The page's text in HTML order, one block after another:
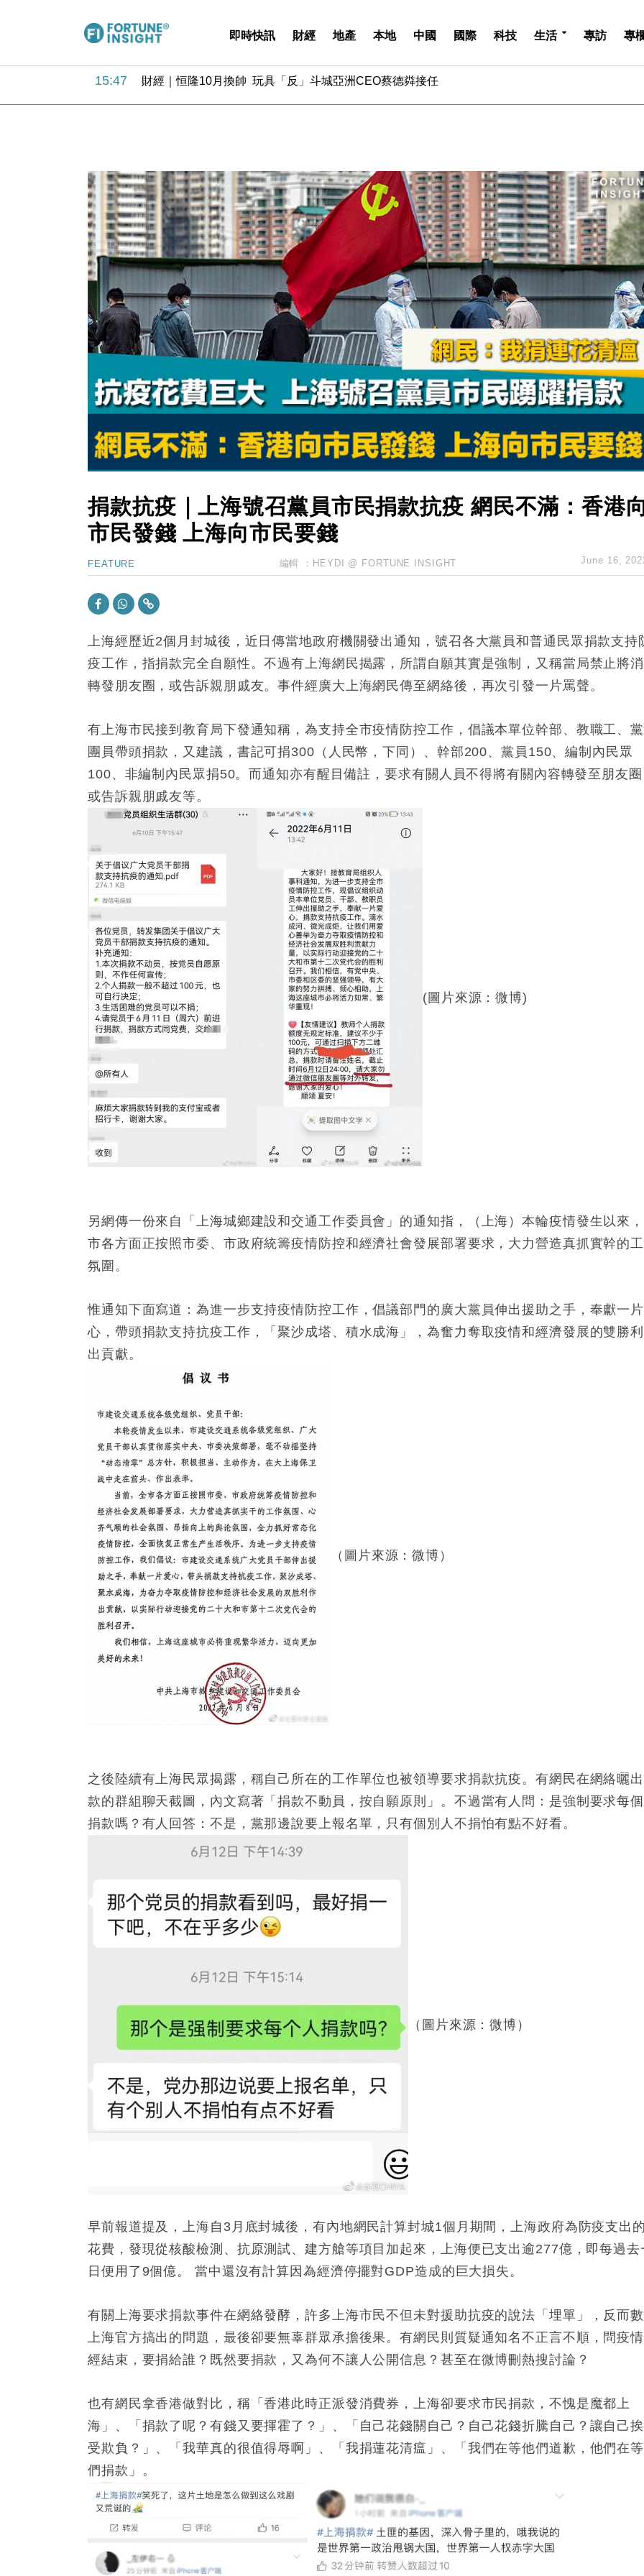
即時快訊 財經 地產 本地 中國 國際 科技 生活 專訪 專
15:47 財經｜恒隆10月換帥 玩具「反」斗城亞洲CEO蔡德粦接任
11:30 財經｜精星香港夥菜鳥拓全球智慧倉儲市場 加快海外市場落地
14:50 地產｜大酒店中期轉賺2300萬元 斥21億翻新香港及東京半島
13:12 國際｜特朗普赴洛杉磯高球場活動前 男子攜槍彈被捕
16:05 財經｜日經失守6.5萬點後回穩 全周仍升近2%
15:47 財經｜恒隆10月換帥 玩具「反」斗城亞洲CEO蔡德粦接任
15:11 財經｜韓股反覆波動收跌 連挫7周創逾3年最長跌勢
13:44 財經｜內地7月美元計價出口增近24%勝預期 貿易順差達1125億美元
12:44 財經｜日本春季三度入市撐日圓 4月單日斥6.28萬億日圓干預創新高
11:12 國際｜特朗普料美伊戰事快結束 承認部分彈藥庫存緊張
15:59 財經｜SA售股自救後再出手 斥4億美元押注未上市公司
財經｜精星香港夥菜鳥拓全球智慧倉儲市場 加快海外市場落地
14:50 地產｜大酒店中期轉賺2300萬元 斥21億翻新香港及東京半島
13:12 國際｜特朗普赴洛杉磯高球場活動前 男子攜槍彈被捕
捐款抗疫｜上海號召黨員市民捐款抗疫 網民不滿：香港
市民發錢 上海向市民要錢
FEATURE 編輯 ： HEYDI @ FORTUNE INSIGHT June 16,
上海經歷近2個月封城後，近日傳當地政府機關發出通知，號召各大黨員和普通民眾捐款支持
疫工作，指捐款完全自願性。不過有上海網民揭露，所謂自願其實是強制，又稱當局禁止將
轉發朋友圈，或告訴親朋戚友。事件經廣大上海網民傳至網絡後，再次引發一片罵聲。
有上海市民接到教育局下發通知稱，為支持全市疫情防控工作，倡議本單位幹部、教職工、
團員帶頭捐款，又建議，書記可捐300（人民幣，下同）、幹部200、黨員150、編制內民眾
100、非編制內民眾捐50。而通知亦有醒目備註，要求有關人員不得將有關內容轉發至朋友圈
或告訴親朋戚友等。
(圖片來源：微博)
另網傳一份來自「上海城鄉建設和交通工作委員會」的通知指，（上海）本輪疫情發生以來
市各方面正按照市委、市政府統籌疫情防控和經濟社會發展部署要求，大力營造真抓實幹的
氛圍。
惟通知下面寫道：為進一步支持疫情防控工作，倡議部門的廣大黨員伸出援助之手，奉獻一
心，帶頭捐款支持抗疫工作，「聚沙成塔、積水成海」，為奮力奪取疫情和經濟發展的雙勝
出貢獻。
（圖片來源：微博）
之後陸續有上海民眾揭露，稱自己所在的工作單位也被領導要求捐款抗疫。有網民在網絡曬
款的群組聊天截圖，內文寫著「捐款不動員，按自願原則」。不過當有人問：是強制要求每個
捐款嗎？有人回答：不是，黨那邊說要上報名單，只有個別人不捐怕有點不好看。
（圖片來源：微博）
早前報道提及，上海自3月底封城後，有內地網民計算封城1個月期間，上海政府為防疫支出的
花費，發現從核酸檢測、抗原測試、建方艙等項目加起來，上海便已支出逾277億，即每過去
日便用了9個億。 當中還沒有計算因為經濟停擺對GDP造成的巨大損失。
有關上海要求捐款事件在網絡發酵，許多上海市民不但未對援助抗疫的說法「埋單」，反而
上海官方搞出的問題，最後卻要無辜群眾承擔後果。有網民則質疑通知名不正言不順，問疫
經結束，要捐給誰？既然要捐款，又為何不讓人公開信息？甚至在微博刪熱搜討論？
也有網民拿香港做對比，稱「香港此時正派發消費券，上海卻要求市民捐款，不愧是魔都上
海」、「捐款了呢？有錢又要揮霍了？」、「自己花錢關自己？自己花錢折騰自己？讓自己
受欺負？」、「我華真的很值得辱啊」、「我捐蓮花清瘟」、「我們在等他們道歉，他們在
們捐款」。